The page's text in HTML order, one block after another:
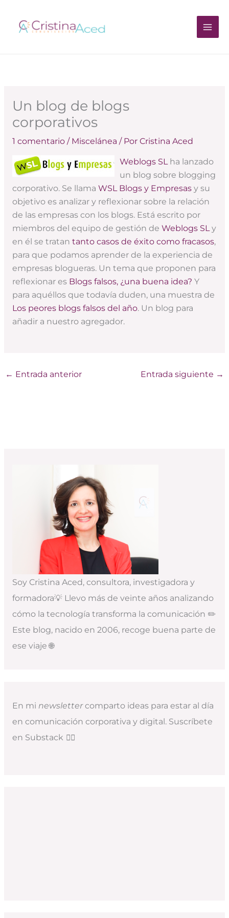
contenido
Un blog de blogs
corporativos
1 comentario / Miscelánea / Por Cristina Aced
Weblogs SL ha lanzado
un blog sobre blogging
corporativo. Se llama WSL Blogs y Empresasy su
objetivo es analizar y reflexionar sobre la relación
de las empresas con los blogs. Está escrito por
miembros del equipo de gestión de Weblogs SL y
en él se tratan tanto casos de éxito como fracasos,
para que podamos aprender de la experiencia de
empresas blogueras. Un tema que proponen para
reflexionar es Blogs falsos, ¿una buena idea? Y
para aquéllos que todavía duden, una muestra de
Los peores blogs falsos del año. Un blog para
añadir a nuestro agregador.
← Entrada anterior Entrada siguiente →
Soy Cristina Aced, consultora, investigadora y
formadora💡 Llevo más de veinte años analizando
cómo la tecnología transforma la comunicación ✏️
Este blog, nacido en 2006, recoge buena parte de
ese viaje 🌐
En mi newslettercomparto ideas para estar al día
en comunicación corporativa y digital. Suscríbete
en Substack 👇🏻